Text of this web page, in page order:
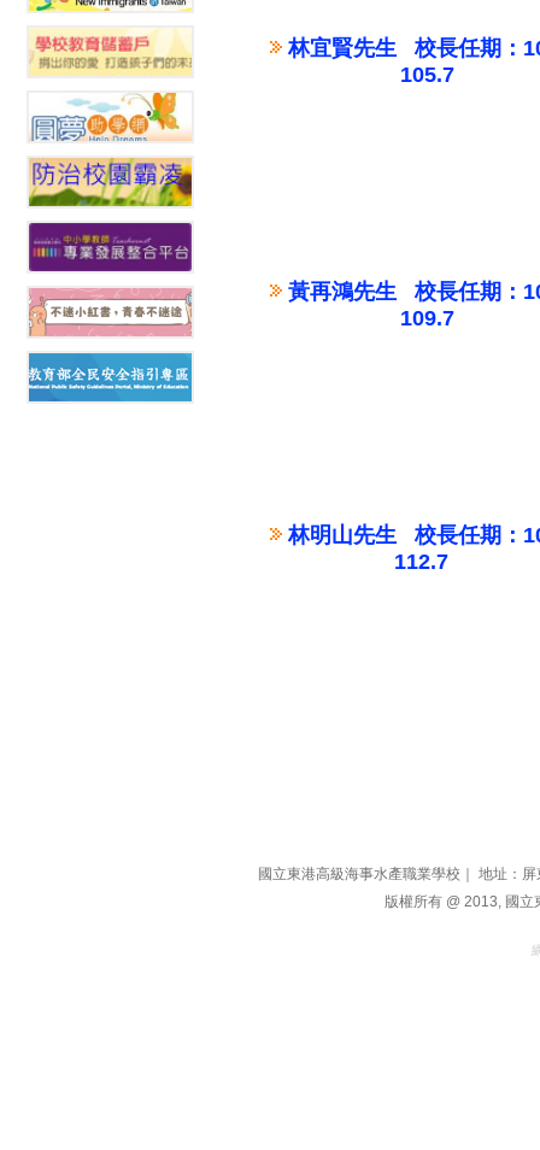
林宜賢先生 校長任期：
105.7
黃再鴻先生 校長任期：
109.7
林明山先生 校長任期：
112.7
國立東港高級海事水產職業學校｜ 地址：
版權所有 @ 2013, 國